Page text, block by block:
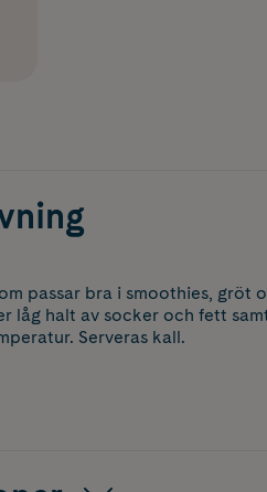
passar bra i smoothies, gröt
låg halt av socker och fett
Serveras kall.